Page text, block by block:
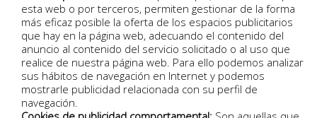
esta web o por terceros, permiten gestionar de la forma
más eficaz posible la oferta de los espacios publicitarios
que hay en la página web, adecuando el contenido del
anuncio al contenido del servicio solicitado o al uso que
realice de nuestra página web. Para ello podemos analizar
sus hábitos de navegación en Internet y podemos
mostrarle publicidad relacionada con su perfil de
navegación.